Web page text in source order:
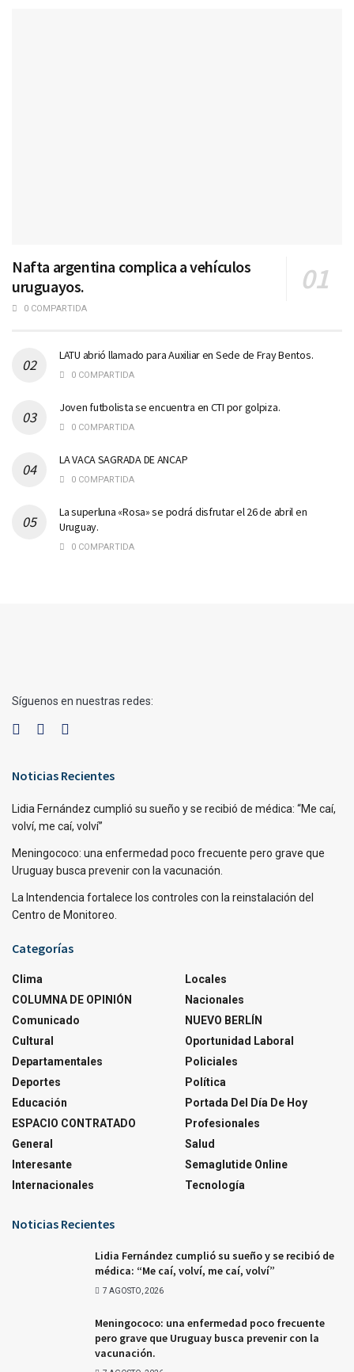
Nafta argentina complica a vehículos
uruguayos.
0 COMPARTIDA
LATU abrió llamado para Auxiliar en Sede de Fray Bentos.
0 COMPARTIDA
Joven futbolista se encuentra en CTI por golpiza.
0 COMPARTIDA
LA VACA SAGRADA DE ANCAP
0 COMPARTIDA
La superluna «Rosa» se podrá disfrutar el 26 de abril en
Uruguay.
0 COMPARTIDA
Síguenos en nuestras redes:
Noticias Recientes
Lidia Fernández cumplió su sueño y se recibió de médica: “Me caí,
volví, me caí, volví”
Meningococo: una enfermedad poco frecuente pero grave que
Uruguay busca prevenir con la vacunación.
La Intendencia fortalece los controles con la reinstalación del
Centro de Monitoreo.
Categorías
Clima
COLUMNA DE OPINIÓN
Comunicado
Cultural
Departamentales
Deportes
Educación
ESPACIO CONTRATADO
General
Interesante
Internacionales
Locales
Nacionales
NUEVO BERLÍN
Oportunidad Laboral
Policiales
Política
Portada Del Día De Hoy
Profesionales
Salud
Semaglutide Online
Tecnología
Noticias Recientes
Lidia Fernández cumplió su sueño y se recibió de
médica: “Me caí, volví, me caí, volví”
7 AGOSTO, 2026
Meningococo: una enfermedad poco frecuente
pero grave que Uruguay busca prevenir con la
vacunación.